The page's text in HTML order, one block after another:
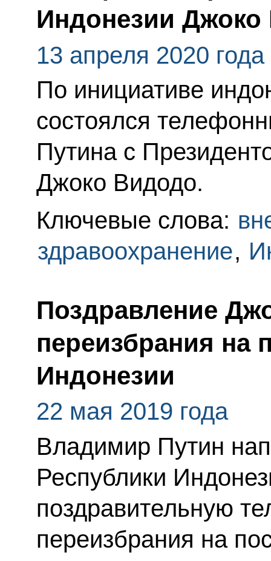
Индонезии
13 апреля 2020 года
По инициативе
состоялся
Путина с
Джоко Видодо.
Ключевые слова:
здравоохранение,
Поздравление
переизбрания на
Индонезии
22 мая 2019 года
Владимир Путин
Республики
поздравительную
переизбрания на